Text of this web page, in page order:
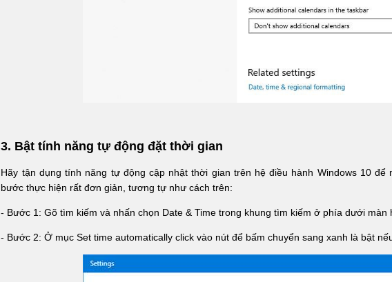
3. Bật tính năng tự động đặt thời gian
Hãy tận dụng tính năng tự động cập nhật thời gian trên hệ điều hành Windows 10
bước thực hiện rất đơn giản, tương tự như cách trên:
- Bước 1: Gõ tìm kiếm và nhấn chọn Date & Time trong khung tìm kiếm ở phía dưới màn
- Bước 2: Ở mục Set time automatically click vào nút để bấm chuyển sang xanh là bật